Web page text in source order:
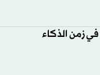
زمن الذكاء